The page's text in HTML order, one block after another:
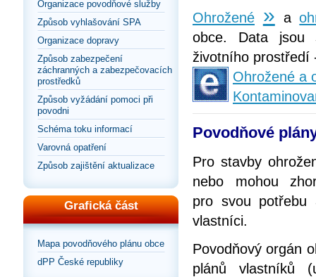
Organizace povodňové služby
Způsob vyhlašování SPA
Organizace dopravy
Způsob zabezpečení
záchranných a zabezpečovacích
prostředků
Způsob vyžádání pomoci při
povodni
Schéma toku informací
Varovná opatření
Způsob zajištění aktualizace
Grafická část
Mapa povodňového plánu obce
dPP České republiky
Ohrožené » a
obce. Data jsou
životního prostředí
Ohrožené a
Povodňové
Pro stavby
nebo mohou
pro svou potřebu
vlastníci.
Povodňový orgán
plánů vlastníků